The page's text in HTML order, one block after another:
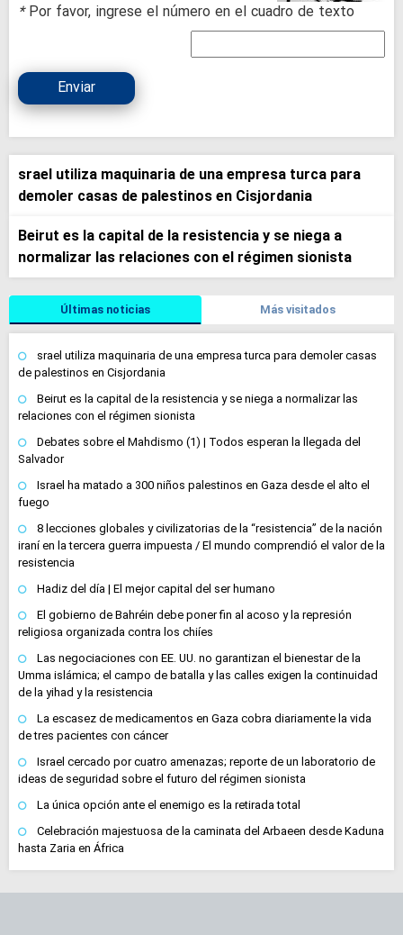
*Por favor, ingrese el número en el cuadro de texto
Enviar
srael utiliza maquinaria de una empresa turca para
demoler casas de palestinos en Cisjordania
Beirut es la capital de la resistencia y se niega a
normalizar las relaciones con el régimen sionista
Últimas noticias Más visitados
srael utiliza maquinaria de una empresa turca para demoler casas
de palestinos en Cisjordania
Beirut es la capital de la resistencia y se niega a normalizar las
relaciones con el régimen sionista
Debates sobre el Mahdismo (1) | Todos esperan la llegada del
Salvador
Israel ha matado a 300 niños palestinos en Gaza desde el alto el
fuego
8 lecciones globales y civilizatorias de la “resistencia” de la nación
iraní en la tercera guerra impuesta / El mundo comprendió el valor de la
resistencia
Hadiz del día | El mejor capital del ser humano
El gobierno de Bahréin debe poner fin al acoso y la represión
religiosa organizada contra los chiíes
Las negociaciones con EE. UU. no garantizan el bienestar de la
Umma islámica; el campo de batalla y las calles exigen la continuidad
de la yihad y la resistencia
La escasez de medicamentos en Gaza cobra diariamente la vida
de tres pacientes con cáncer
Israel cercado por cuatro amenazas; reporte de un laboratorio de
ideas de seguridad sobre el futuro del régimen sionista
La única opción ante el enemigo es la retirada total
Celebración majestuosa de la caminata del Arbaeen desde Kaduna
hasta Zaria en África